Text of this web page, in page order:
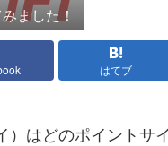
ました！
はてブ
はどのポイントサ